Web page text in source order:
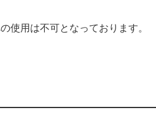
使用は不可となっております。